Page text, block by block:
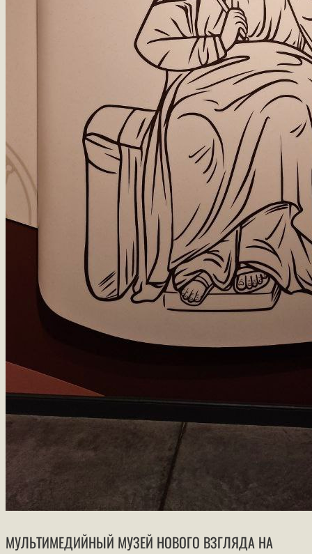
МУЛЬТИМЕДИЙНЫЙ МУЗЕЙ НОВОГО ВЗГЛЯДА НА